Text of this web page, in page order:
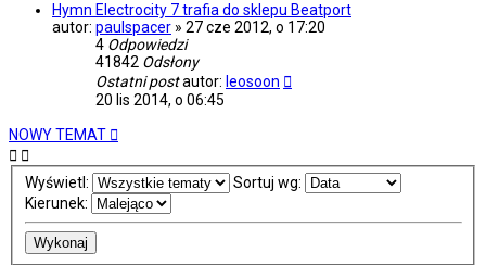
Hymn Electrocity 7 trafia do sklepu Beatport
autor: paulspacer » 27 cze 2012, o 17:20
4 Odpowiedzi
41842 Odsłony
Ostatni postautor: leosoon
20 lis 2014, o 06:45
NOWY TEMAT
Wyświetl:
Sortuj wg:
Kierunek: